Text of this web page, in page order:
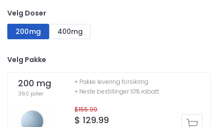
Velg Doser
200mg
400mg
Velg Pakke
200 mg
360 piller
$155.99
$ 129.99
+ Pakke levering forsikring
+ Neste bestillinger 10% rabatt